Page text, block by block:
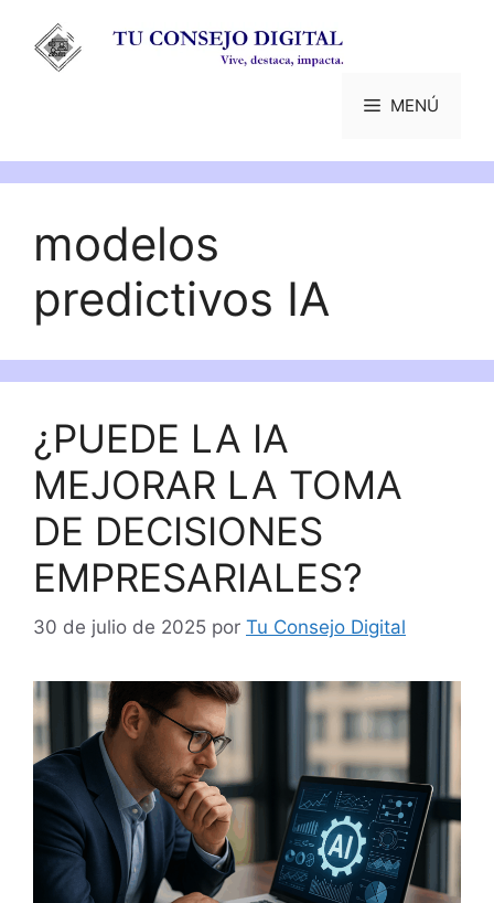
contenido
MENÚ
modelos
predictivos IA
¿PUEDE LA IA
MEJORAR LA TOMA
DE DECISIONES
EMPRESARIALES?
30 de julio de 2025 por Tu Consejo Digital